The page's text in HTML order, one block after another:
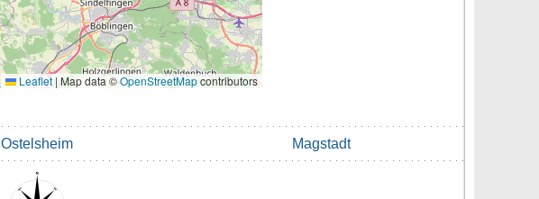
Leaflet | Map data ©OpenStreetMapcontributors
Ostelsheim Magstadt